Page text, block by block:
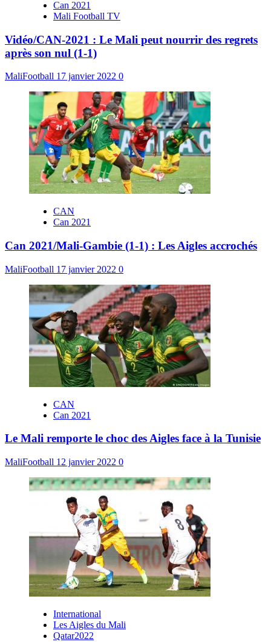
Can 2021
Mali Football TV
Vidéo/CAN-2021 : Le Mali peut nourrir des regrets
après son nul (1-1)
MaliFootball 17 janvier 2022 0
CAN
Can 2021
Can 2021/Mali-Gambie (1-1) : Les Aigles accrochés
MaliFootball 17 janvier 2022 0
CAN
Can 2021
Le Mali remporte le choc des Aigles face à la Tunisie
MaliFootball 12 janvier 2022 0
International
Les Aigles du Mali
Qatar2022